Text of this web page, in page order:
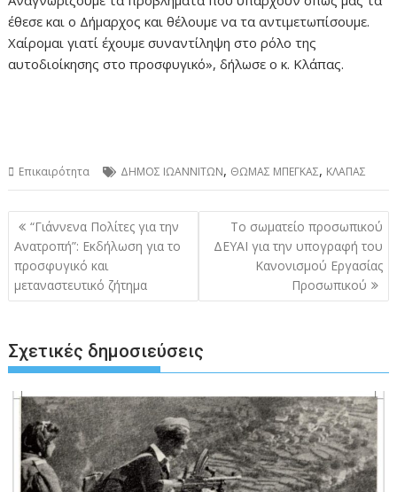
έθεσε και ο Δήμαρχος και θέλουμε να τα αντιμετωπίσουμε.
Χαίρομαι γιατί έχουμε συναντίληψη στο ρόλο της
αυτοδιοίκησης στο προσφυγικό», δήλωσε ο κ. Κλάπας.
Επικαιρότητα ΔΗΜΟΣ ΙΩΑΝΝΙΤΩΝ, ΘΩΜΑΣ ΜΠΕΓΚΑΣ, ΚΛΑΠΑΣ
Πλοήγηση
άρθρων
“Γιάννενα Πολίτες για την
Ανατροπή”: Εκδήλωση για το
προσφυγικό και
μεταναστευτικό ζήτημα
Το σωματείο προσωπικού
ΔΕΥΑΙ για την υπογραφή του
Κανονισμού Εργασίας
Προσωπικού
Σχετικές δημοσιεύσεις